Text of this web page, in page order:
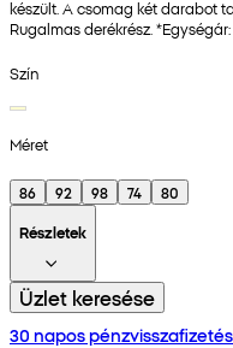
készült. A csomag két darabot
Rugalmas derékrész.
Szín
Méret
86 92 98 74
80
Részletek
Üzlet keresése
30 napos